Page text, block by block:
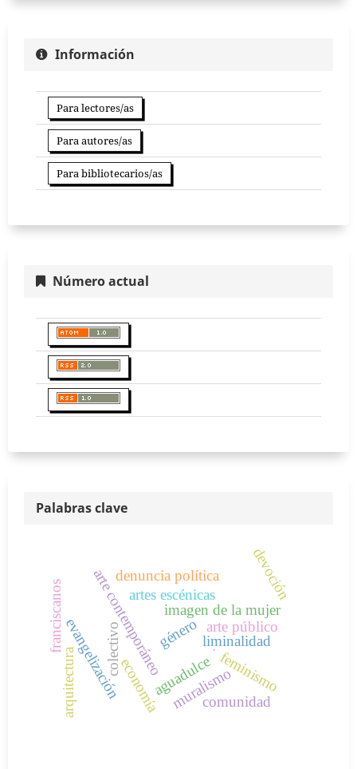
Información
Para lectores/as
Para autores/as
Para bibliotecarios/as
Número actual
Palabras clave
imagen de la mujer
arte contemporáneo feminismo
género
artes escénicas
liminalidad
denuncia política
muralismo
colectivo aguadulce
comunidad
arte público
.
evangelización
franciscanos
arquitectura
devoción
economía